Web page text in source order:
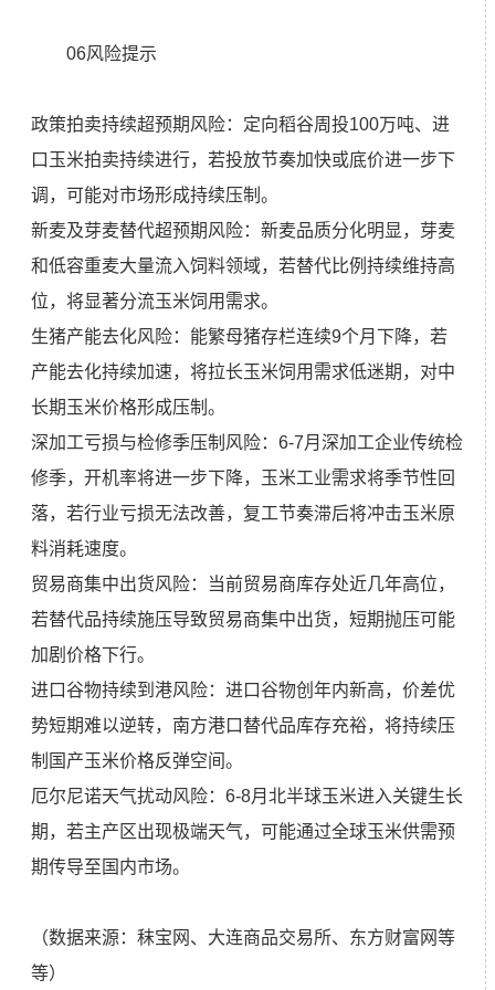
06风险提示
政策拍卖持续超预期风险：定向稻谷周投100万吨、进
口玉米拍卖持续进行，若投放节奏加快或底价进一步下
调，可能对市场形成持续压制。
新麦及芽麦替代超预期风险：新麦品质分化明显，芽麦
和低容重麦大量流入饲料领域，若替代比例持续维持高
位，将显著分流玉米饲用需求。
生猪产能去化风险：能繁母猪存栏连续9个月下降，若
产能去化持续加速，将拉长玉米饲用需求低迷期，对中
长期玉米价格形成压制。
深加工亏损与检修季压制风险：6-7月深加工企业传统检
修季，开机率将进一步下降，玉米工业需求将季节性回
落，若行业亏损无法改善，复工节奏滞后将冲击玉米原
料消耗速度。
贸易商集中出货风险：当前贸易商库存处近几年高位，
若替代品持续施压导致贸易商集中出货，短期抛压可能
加剧价格下行。
进口谷物持续到港风险：进口谷物创年内新高，价差优
势短期难以逆转，南方港口替代品库存充裕，将持续压
制国产玉米价格反弹空间。
厄尔尼诺天气扰动风险：6-8月北半球玉米进入关键生长
期，若主产区出现极端天气，可能通过全球玉米供需预
期传导至国内市场。
（数据来源：秣宝网、大连商品交易所、东方财富网等
等）